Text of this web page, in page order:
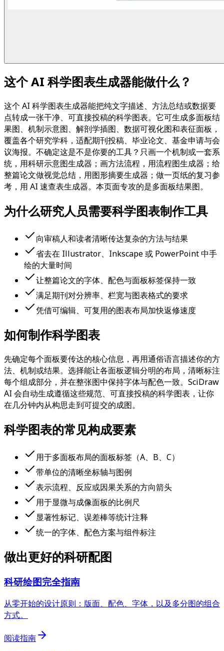
这个 AI 科学图表生成器能做什么？
这个 AI 科学图表生成器能把纯文字描述、方法总结或数据要
点转成一张干净、可直接投稿的科学图表。它可生成多面板结
果图、机制示意图、解剖学插图、数据可视化图和表征面板，
覆盖各个研究学科，适配期刊投稿、毕业论文、基金申请与会
议海报。不确定这是不是你要的工具？只画一个机制或一套系
统，用科研示意图生成器；画方法流程，用流程图生成器；给
整篇论文做视觉总结，用图形摘要生成器；做一页纸的复习参
考，用 AI 速查表生成器。本页面专攻的是多面板结果图。
为什么研究人员需要科学图表制作工具
向审稿人和读者清晰传达复杂的方法与结果
省去在 Illustrator、Inkscape 或 PowerPoint 中手
绘的大量时间
让整篇论文的字体、配色与面板标签保持一致
满足期刊对分辨率、栏宽与图表格式的要求
凭借可编辑、可复用的图表布局加快返修速度
如何制作科学图表
先确定每个面板要传达的核心信息，再用通俗语言描述你的方
法、机制或结果。选择能让各面板逻辑分明的布局，清晰标注
每个组成部分，并在整张图中保持字体与配色一致。SciDraw
AI 会自动生成遵循这些规范、可直接投稿的科学图表，让你
在几分钟内从构思走到可提交的成图。
科学图表的常见构成要素
用于多面板布局的面板标签（A、B、C）
带单位的清晰坐标轴与图例
表示流程、反应或因果关系的方向箭头
用于显微与成像面板的比例尺
显著性标记、误差棒等统计注释
统一的字体、配色方案与组件标注
做出更好的科研配图
科研绘图完全指南
从零开始的设计原则：版面、配色、字体，以及多分图的组合
方式。
阅读指南